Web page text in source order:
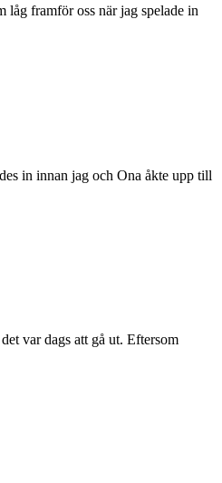
låg framför oss när jag spelade in
in innan jag och Ona åkte upp till
var dags att gå ut. Eftersom